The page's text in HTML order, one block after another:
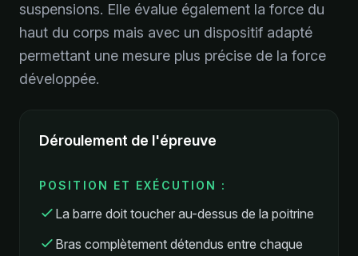
suspensions. Elle évalue également la force du
haut du corps mais avec un dispositif adapté
permettant une mesure plus précise de la force
développée.
Déroulement de l'épreuve
POSITION ET EXÉCUTION :
La barre doit toucher au-dessus de la poitrine
Bras complètement détendus entre chaque